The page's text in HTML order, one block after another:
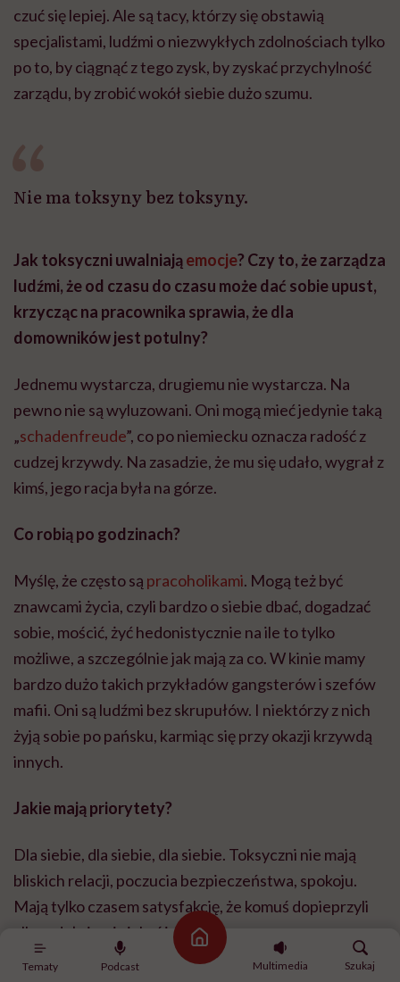
Tematy Podcast
Strona główna
Multimedia
Szukaj
czuć się lepiej. Ale są tacy, którzy się obstawią
specjalistami, ludźmi o niezwykłych zdolnościach tylko
po to, by ciągnąć z tego zysk, by zyskać przychylność
zarządu, by zrobić wokół siebie dużo szumu.
Nie ma toksyny bez toksyny.
Jak toksyczni uwalniająemocje? Czy to, że zarządza
ludźmi, że od czasu do czasu może dać sobie upust,
krzycząc na pracownika sprawia, że dla
domowników jest potulny?
Jednemu wystarcza, drugiemu nie wystarcza. Na
pewno nie są wyluzowani. Oni mogą mieć jedynie taką
„schadenfreude”, co po niemiecku oznacza radość z
cudzej krzywdy. Na zasadzie, że mu się udało, wygrał z
kimś, jego racja była na górze.
Co robią po godzinach?
Myślę, że często są pracoholikami. Mogą też być
znawcami życia, czyli bardzo o siebie dbać, dogadzać
sobie, mościć, żyć hedonistycznie na ile to tylko
możliwe, a szczególnie jak mają za co. W kinie mamy
bardzo dużo takich przykładów gangsterów i szefów
mafii. Oni są ludźmi bez skrupułów. I niektórzy z nich
żyją sobie po pańsku, karmiąc się przy okazji krzywdą
innych.
Jakie mają priorytety?
Dla siebie, dla siebie, dla siebie. Toksyczni nie mają
bliskich relacji, poczucia bezpieczeństwa, spokoju.
Mają tylko czasem satysfakcję, że komuś dopieprzyli
albo udała im się jakaś intryga.